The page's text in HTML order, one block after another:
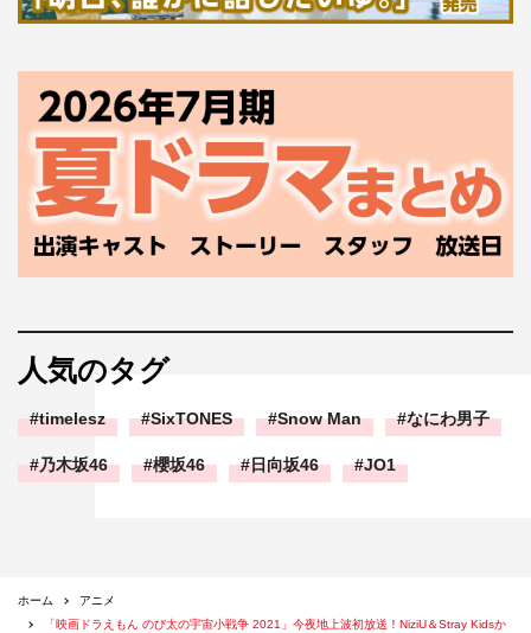
人気のタグ
timelesz SixTONES Snow Man なにわ男子
乃木坂46 櫻坂46 日向坂46 JO1
ホーム
アニメ
「映画ドラえもん のび太の宇宙小戦争 2021」今夜地上波初放送！NiziU＆Stray Kidsか